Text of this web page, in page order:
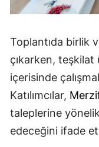
Toplantıda birlik
çıkarken,
içerisinde
Katılımcılar,
taleplerine
edeceğini ifade